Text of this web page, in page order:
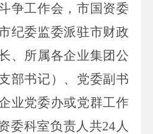
争工作会，市国资委
纪委监委派驻市财政
、所属各企业集团公
部书记）、党委副书
业党委办或党群工作
委科室负责人共24人